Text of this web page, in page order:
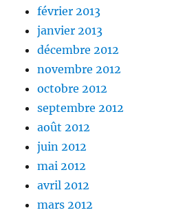
février 2013
janvier 2013
décembre 2012
novembre 2012
octobre 2012
septembre 2012
août 2012
juin 2012
mai 2012
avril 2012
mars 2012